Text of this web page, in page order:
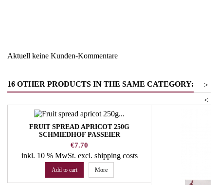
Aktuell keine Kunden-Kommentare
16 OTHER PRODUCTS IN THE SAME CATEGORY:
>
<
FRUIT SPREAD APRICOT 250G
SCHMIEDHOF PASSEIER
Price
€7.70
inkl. 10 % MwSt. excl. shipping costs
Add to cart More